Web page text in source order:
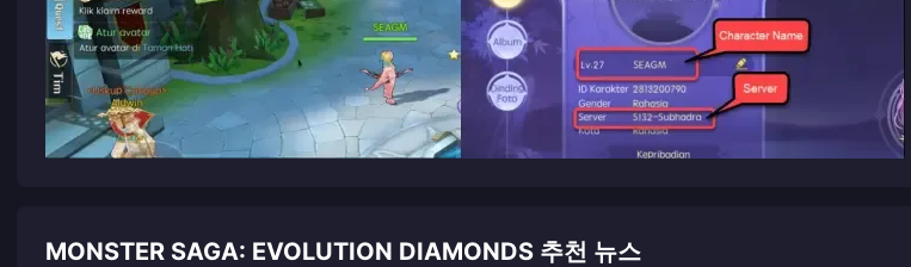
MONSTER SAGA: EVOLUTION DIAMONDS 추천 뉴스